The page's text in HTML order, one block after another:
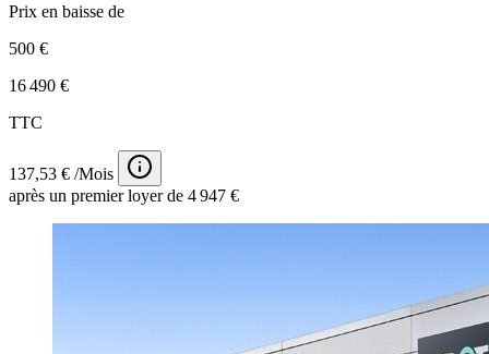
Prix en baisse de
500 €
16 490 €
TTC
137,53 € /Mois
après un premier loyer de 4 947 €